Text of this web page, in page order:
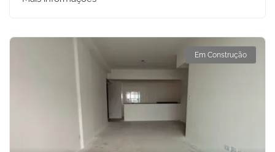
Em Construção